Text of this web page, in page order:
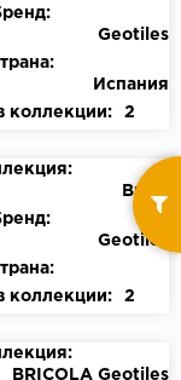
Geotiles
Испания
коллекции:
2
Brera
Geotiles
коллекции:
2
BRICOLA Geotiles